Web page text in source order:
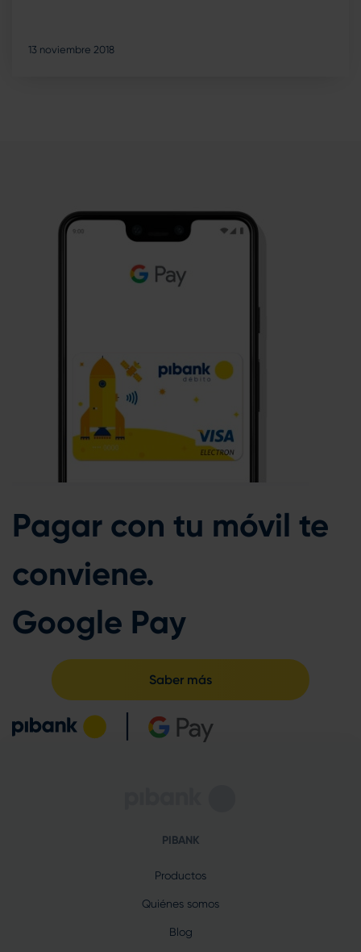
13 noviembre 2018
Pagar con tu móvil te
conviene.
Google Pay
Saber más
PIBANK
Productos
Quiénes somos
Blog